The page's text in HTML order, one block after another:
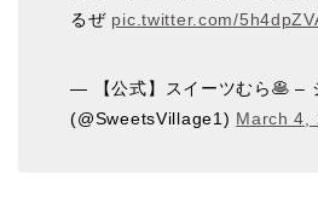
るぜ pic.twitter.com/
— 【公式】スイーツむら🥞 –
(@SweetsVillage1) March 4,